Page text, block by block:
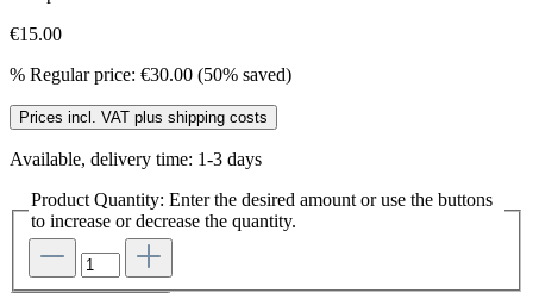
€15.00
% Regular price: €30.00 (50% saved)
Prices incl. VAT plus shipping costs
Available, delivery time: 1-3 days
Product Quantity: Enter the desired amount or use the buttons
to increase or decrease the quantity.